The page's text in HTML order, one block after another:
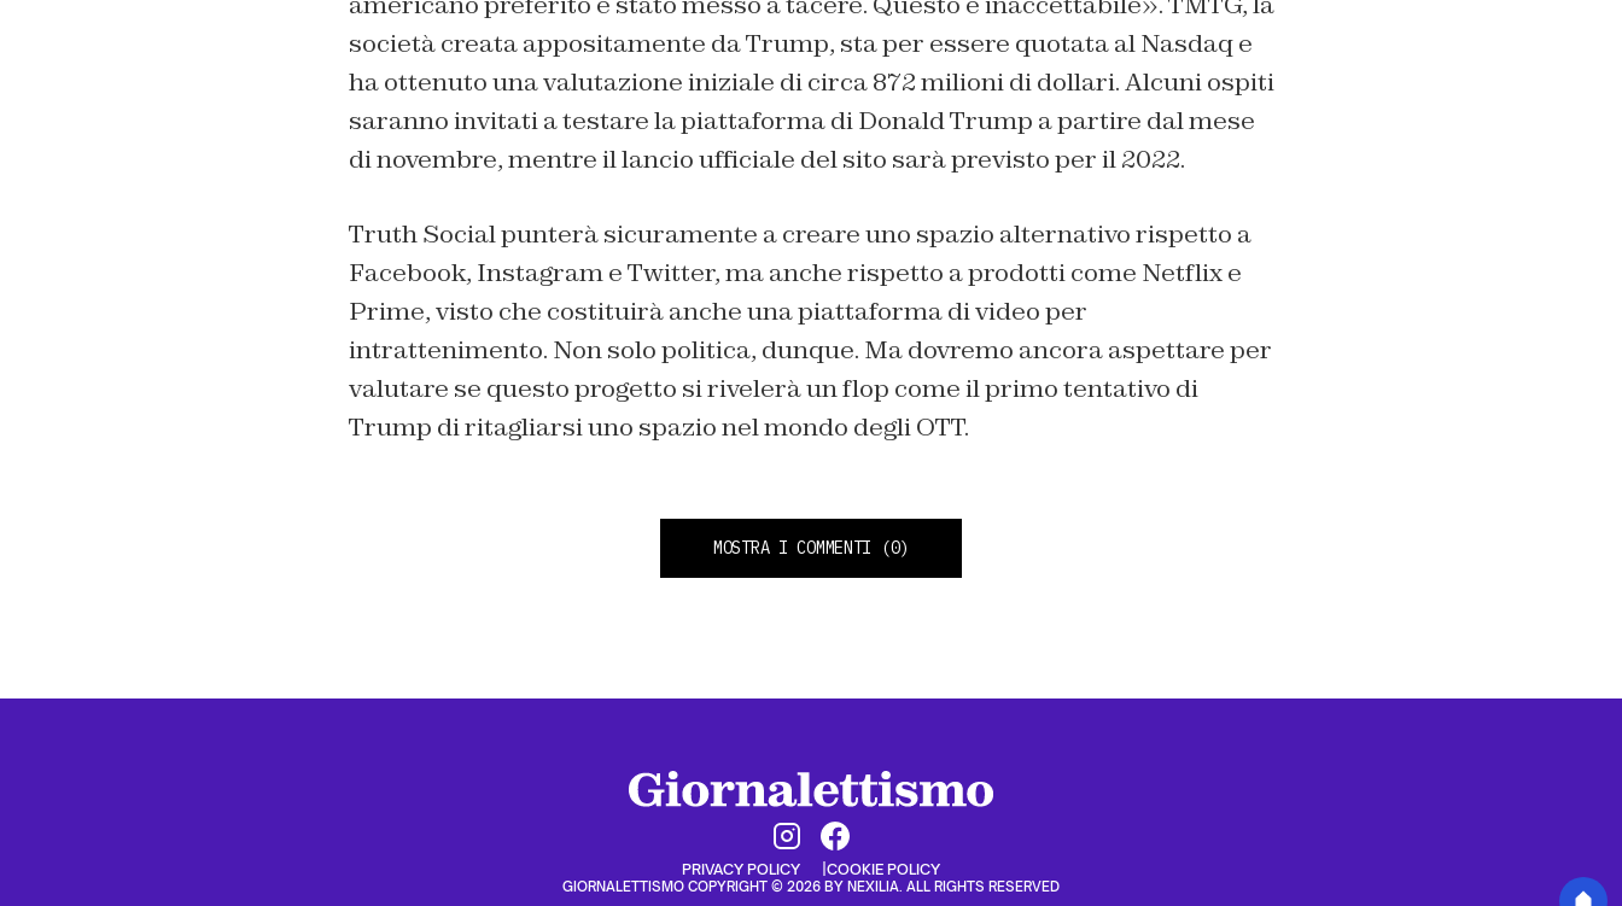
società creata appositamente da Trump, sta per essere quotata al Nasdaq e
ha ottenuto una valutazione iniziale di circa 872 milioni di dollari. Alcuni ospiti
saranno invitati a testare la piattaforma di Donald Trump a partire dal mese
di novembre, mentre il lancio ufficiale del sito sarà previsto per il 2022.
Truth Social punterà sicuramente a creare uno spazio alternativo rispetto a
Facebook, Instagram e Twitter, ma anche rispetto a prodotti come Netflix e
Prime, visto che costituirà anche una piattaforma di video per
intrattenimento. Non solo politica, dunque. Ma dovremo ancora aspettare per
valutare se questo progetto si rivelerà un flop come il primo tentativo di
Trump di ritagliarsi uno spazio nel mondo degli OTT.
MOSTRA I COMMENTI (0)
PRIVACY POLICY COOKIE POLICY
GIORNALETTISMO COPYRIGHT © 2026 BY NEXILIA. ALL RIGHTS RESERVED